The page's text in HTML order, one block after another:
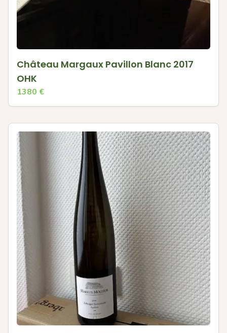
Château Margaux Pavillon Blanc 2017
OHK
1380 €